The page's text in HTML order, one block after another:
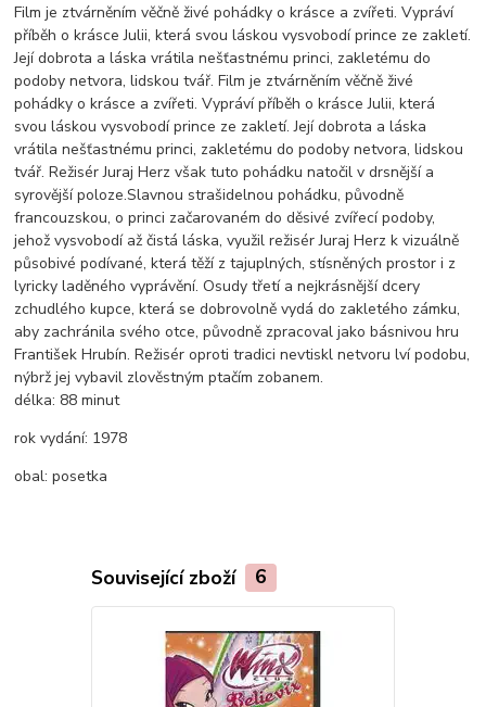
Film je ztvárněním věčně živé pohádky o krásce a zvířeti. Vypráví
příběh o krásce Julii, která svou láskou vysvobodí prince ze zakletí.
Její dobrota a láska vrátila nešťastnému princi, zakletému do
podoby netvora, lidskou tvář. Film je ztvárněním věčně živé
pohádky o krásce a zvířeti. Vypráví příběh o krásce Julii, která
svou láskou vysvobodí prince ze zakletí. Její dobrota a láska
vrátila nešťastnému princi, zakletému do podoby netvora, lidskou
tvář. Režisér Juraj Herz však tuto pohádku natočil v drsnější a
syrovější poloze.Slavnou strašidelnou pohádku, původně
francouzskou, o princi začarovaném do děsivé zvířecí podoby,
jehož vysvobodí až čistá láska, využil režisér Juraj Herz k vizuálně
působivé podívané, která těží z tajuplných, stísněných prostor i z
lyricky laděného vyprávění. Osudy třetí a nejkrásnější dcery
zchudlého kupce, která se dobrovolně vydá do zakletého zámku,
aby zachránila svého otce, původně zpracoval jako básnivou hru
František Hrubín. Režisér oproti tradici nevtiskl netvoru lví podobu,
nýbrž jej vybavil zlověstným ptačím zobanem.
délka: 88 minut
rok vydání: 1978
obal: posetka
Související zboží 6